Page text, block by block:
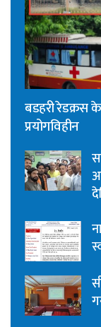
बडहरी रेडक्रस
प्रयोगविहीन